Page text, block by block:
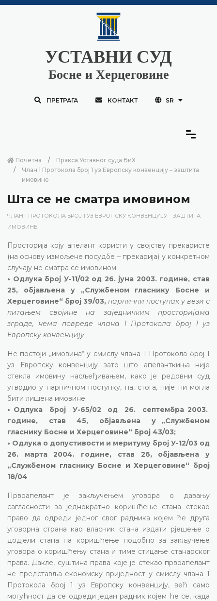
УСТАВНИ СУД
Босне и Херцеговине
ПРЕТРАГА КОНТАКТ SR
Почетна
Пракса Уставног суда БиХ
Члан 1 Протокола број 1 уз Европску конвенцију – заштита
имовине
Шта се не сматра имовином
ЧЛАН 1 ПРОТОКОЛА БРОЈ 1 УЗ ЕВРОПСКУ КОНВЕНЦИЈУ – ЗАШТИТА
ИМОВИНЕ
Просторија коју апелант користи у својству прекаристе
(на основу измољене посудбе – прекарија) у конкретном
случају не сматра се имовином.
• Одлука број У-11/02 од 26. јуна 2003. године, став
25, објављена у „Службеном гласнику Босне и
Херцеговине“ број 39/03, парнични поступак у вези с
питањем својине на заједничким просторијама
зграде, нема повреде члана 1 Протокола број 1 уз
Европску конвенцију
Не постоји „имовина“ у смислу члана 1 Протокола број 1
уз Европску конвенцију зато што апеланткиња није
стекла имовину насљеђивањем, како је редовни суд
утврдио у парничном поступку, па, стога, није ни могла
бити лишена имовине.
• Одлука број У-65/02 од 26. септембра 2003.
године, став 45, објављена у „Службеном
гласнику Босне и Херцеговине“ број 43/03;
• Одлука о допустивости и меритуму број У-12/03 од
26. марта 2004. године, став 26, објављена у
„Службеном гласнику Босне и Херцеговине“ број
18/04
Првоапелант је закључењем уговора о давању
сагласности за једнократно коришћење стана стекао
право да одреди једног свог радника којем ће друга
уговорна страна као власник стана издати рјешење о
додјели стана на коришћење подобно за закључење
уговора о коришћењу стана и тиме стицање станарског
права. Дакле, суштина права које је стекао првоапелант
не представља економску вриједност у смислу члана 1
Протокола број 1 уз Европску конвенцију, већ само
могућност да се одреди један радник којем ће се, када